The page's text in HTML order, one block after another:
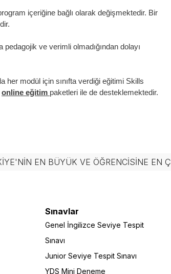
içeriğine bağlı olarak değişmektedir. Bir
pedagojik ve verimli olmadığından dolayı
her modül için sınıfta verdiği eğitimi Skills
online eğitim paketleri ile de desteklemektedir.
EN BÜYÜK VE ÖĞRENCISINE EN
Sınavlar
Genel İngilizce Seviye Tespit
Sınavı
Junior Seviye Tespit Sınavı
YDS Mini Deneme